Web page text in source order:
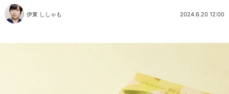
伊東 ししゃも 2024.6.20 12:00